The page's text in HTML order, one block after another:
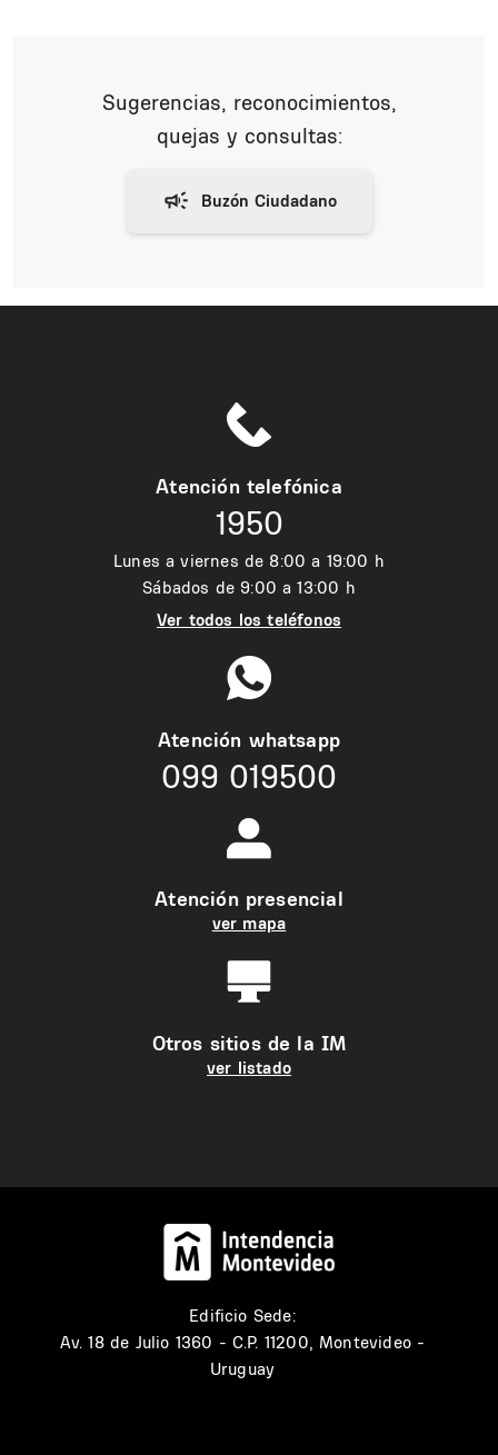
Sugerencias, reconocimientos,
quejas y consultas:
Atención telefónica
1950
Lunes a viernes de 8:00 a 19:00 h
Sábados de 9:00 a 13:00 h
Ver todos los teléfonos
Atención whatsapp
099 019500
Atención presencial
ver mapa
Otros sitios de la IM
ver listado
Edificio Sede:
Av. 18 de Julio 1360 - C.P. 11200, Montevideo -
Uruguay